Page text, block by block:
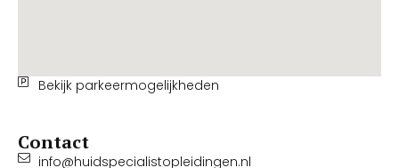
Bekijk parkeermogelijkheden
Contact
info@huidspecialistopleidingen.nl